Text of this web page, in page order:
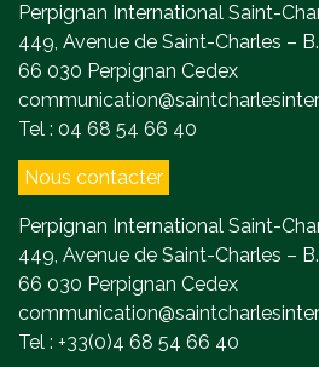
Perpignan International Saint-
449, Avenue de Saint-Charles –
66 030 Perpignan Cedex
Tel : 04 68 54 66 40
Nous contacter
Perpignan International Saint-
449, Avenue de Saint-Charles –
66 030 Perpignan Cedex
Tel : +33(0)4 68 54 66 40